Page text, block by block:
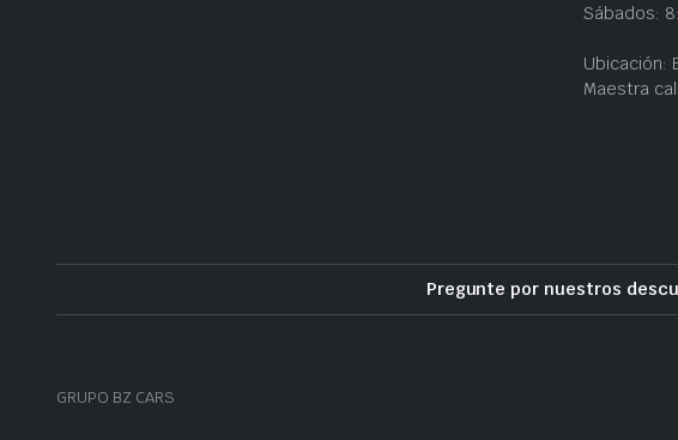
Sábados:
Ubicación:
Maestra
Pregunte por nuestros
GRUPO BZ CARS